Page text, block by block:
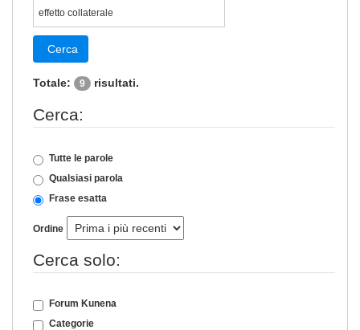
Cerca
Totale: 9 risultati.
Cerca:
Tutte le parole
Qualsiasi parola
Frase esatta
Ordine
Cerca solo:
Forum Kunena
Categorie